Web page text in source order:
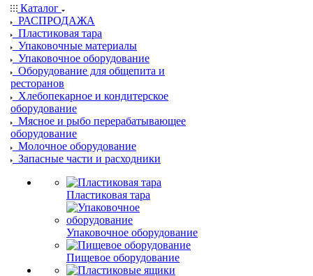
Каталог
РАСПРОДАЖА
Пластиковая тара
Упаковочные материалы
Упаковочное оборудование
Оборудование для общепита и
ресторанов
Хлебопекарное и кондитерское
оборудование
Мясное и рыбо перерабатывающее
оборудование
Молочное оборудование
Запасные части и расходники
Пластиковая тара
Упаковочное оборудование
Пищевое оборудование